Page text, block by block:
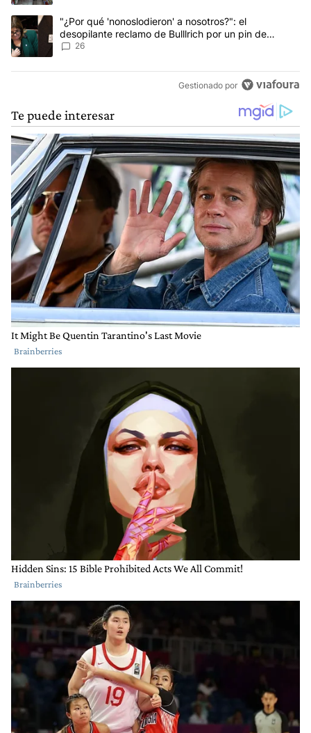
Un artículo de tendencia con el título ""¿Por qué 'nonoslodieron'
"¿Por qué 'nonoslodieron' a nosotros?": el
desopilante reclamo de Bulllrich por un pin de
Malvinas
26
Gestionado por